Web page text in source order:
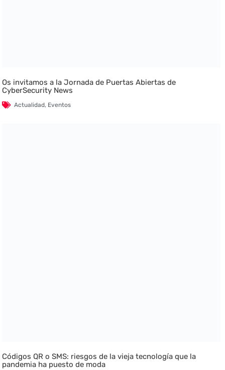
Os invitamos a la Jornada de Puertas Abiertas de
CyberSecurity News
Actualidad, Eventos
Códigos QR o SMS: riesgos de la vieja tecnología que la
pandemia ha puesto de moda